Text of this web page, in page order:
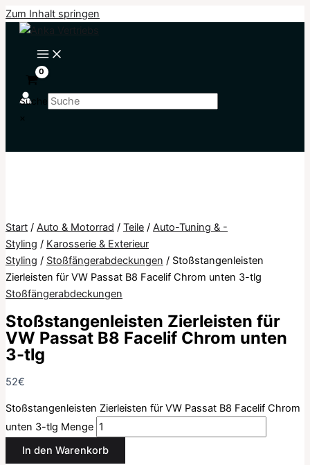
Zum Inhalt springen
Suche
×
Start / Auto & Motorrad / Teile / Auto-Tuning & -
Styling / Karosserie & Exterieur
Styling / Stoßfängerabdeckungen / Stoßstangenleisten
Zierleisten für VW Passat B8 Facelif Chrom unten 3-tlg
Stoßfängerabdeckungen
Stoßstangenleisten Zierleisten für
VW Passat B8 Facelif Chrom unten
3-tlg
52€
Stoßstangenleisten Zierleisten für VW Passat B8 Facelif Chrom
unten 3-tlg Menge
In den Warenkorb